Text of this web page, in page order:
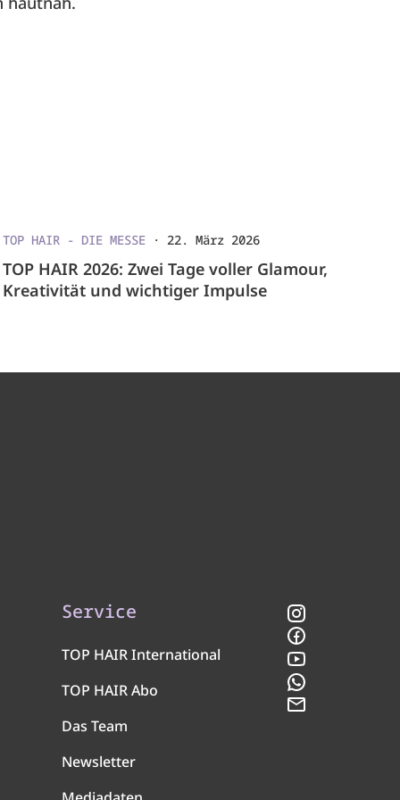
TOP HAIR - DIE MESSE· 22. März 2026
TOP HAIR 2026: Zwei Tage voller Glamour,
Kreativität und wichtiger Impulse
Service
TOP HAIR International
TOP HAIR Abo
Das Team
Newsletter